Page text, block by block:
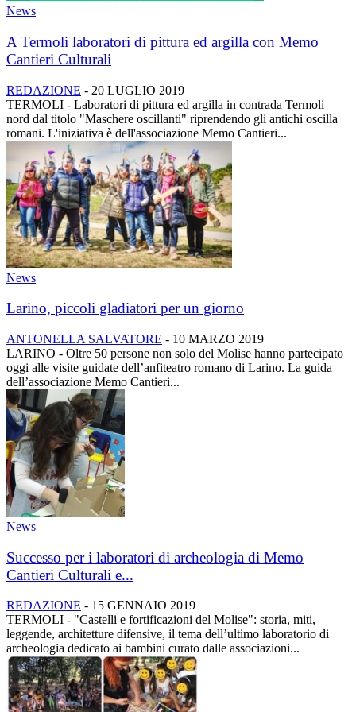
News
A Termoli laboratori di pittura ed argilla con Memo
Cantieri Culturali
REDAZIONE - 20 LUGLIO 2019
TERMOLI - Laboratori di pittura ed argilla in contrada Termoli
nord dal titolo "Maschere oscillanti" riprendendo gli antichi oscilla
romani. L'iniziativa è dell'associazione Memo Cantieri...
News
Larino, piccoli gladiatori per un giorno
ANTONELLA SALVATORE - 10 MARZO 2019
LARINO - Oltre 50 persone non solo del Molise hanno partecipato
oggi alle visite guidate dell’anfiteatro romano di Larino. La guida
dell’associazione Memo Cantieri...
News
Successo per i laboratori di archeologia di Memo
Cantieri Culturali e...
REDAZIONE - 15 GENNAIO 2019
TERMOLI - "Castelli e fortificazioni del Molise": storia, miti,
leggende, architetture difensive, il tema dell’ultimo laboratorio di
archeologia dedicato ai bambini curato dalle associazioni...